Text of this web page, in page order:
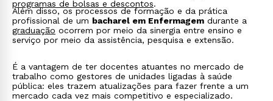
programas de bolsas e descontos.
Além disso, os processos de formação e da prática
profissional de um bacharel em Enfermagem durante a
graduação ocorrem por meio da sinergia entre ensino e
serviço por meio da assistência, pesquisa e extensão.
É a vantagem de ter docentes atuantes no mercado de
trabalho como gestores de unidades ligadas à saúde
pública: eles trazem atualizações para fazer frente a um
mercado cada vez mais competitivo e especializado.